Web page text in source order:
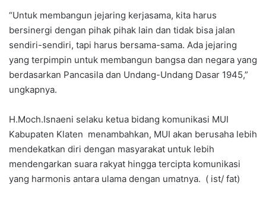
“Untuk membangun jejaring kerjasama, kita harus
bersinergi dengan pihak pihak lain dan tidak bisa jalan
sendiri-sendiri, tapi harus bersama-sama. Ada jejaring
yang terpimpin untuk membangun bangsa dan negara yang
berdasarkan Pancasila dan Undang-Undang Dasar 1945,”
ungkapnya.
H.Moch.Isnaeni selaku ketua bidang komunikasi MUI
Kabupaten Klaten menambahkan, MUI akan berusaha lebih
mendekatkan diri dengan masyarakat untuk lebih
mendengarkan suara rakyat hingga tercipta komunikasi
yang harmonis antara ulama dengan umatnya. ( ist/ fat)